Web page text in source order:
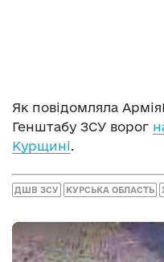
Як повідомляла
Генштабу ЗСУ ворог
Курщині.
ДШВ ЗСУ КУРСЬКА ОБЛАСТЬ